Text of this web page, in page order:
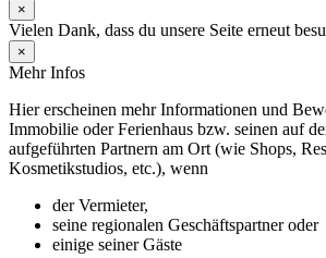
×
Vielen Dank, dass du unsere Seite erneut
×
Mehr Infos
Hier erscheinen mehr Informationen und
Immobilie oder Ferienhaus bzw. seinen auf
aufgeführten Partnern am Ort (wie Shops,
Kosmetikstudios, etc.), wenn
der Vermieter,
seine regionalen Geschäftspartner oder
einige seiner Gäste